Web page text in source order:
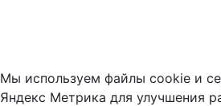
Мы используем файлы cookie и
Яндекс Метрика для улучшения